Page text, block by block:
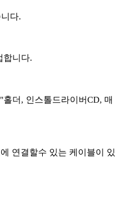
다.
합니다.
더, 인스톨드라이버CD, 매
연결할수 있는 케이블이 있